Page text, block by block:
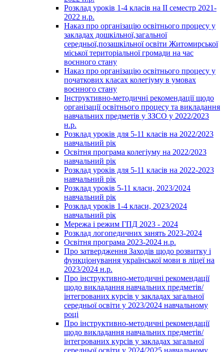
Розклад уроків 1-4 класів на ІІ семестр 2021-
2022 н.р.
Наказ про організацію освітнього процесу у
закладах дошкільної,загальної
середньої,позашкільної освіти Житомирської
міської територіальної громади на час
воєнного стану
Наказ про організацію освітнього процесу у
початкових класах колегіуму в умовах
воєнного стану
Інструктивно-методичні рекомендації щодо
організації освітнього процесу та викладання
навчальних предметів у ЗЗСО у 2022/2023
н.р.
Розклад уроків для 5-11 класів на 2022/2023
навчальний рік
Освітня програма колегіуму на 2022/2023
навчальний рік
Розклад уроків для 5-11 класів на 2022-2023
навчальний рік
Розклад уроків 5-11 класи, 2023/2024
навчальний рік
Розклад уроків 1-4 класи, 2023/2024
навчальний рік
Мережа і режим ГПД 2023 - 2024
Розклад логопедичних занять 2023-2024
Освітня програма 2023-2024 н.р.
Про затвердження Заходів щодо розвитку і
функціонування української мови в ліцеї на
2023/2024 н.р.
Про інструктивно-методичні рекомендації
щодо викладання навчальних предметів/
інтегрованих курсів у закладах загальної
середньої освіти у 2023/2024 навчальному
році
Про інструктивно-методичні рекомендації
щодо викладання навчальних предметів/
інтегрованих курсів у закладах загальної
середньої освіти у 2024/2025 навчальному